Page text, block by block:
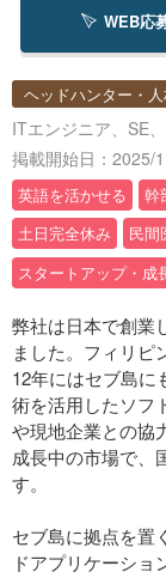
WEB応
ヘッドハンター・
ITエンジニア、SE
掲載開始日：2025/
英語を活かせる 幹
土日完全休み
民間
スタートアップ・成
弊社は日本で創業
ました。フィリピ
12年にはセブ島に
術を活用したソフ
や現地企業との協
成長中の市場で、
す。
セブ島に拠点を置
ドアプリケーショ